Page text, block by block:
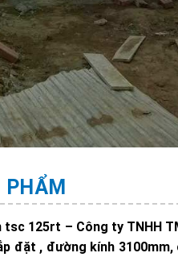
125rt – Công ty TNHH
đặt , đường kính 3100mm,